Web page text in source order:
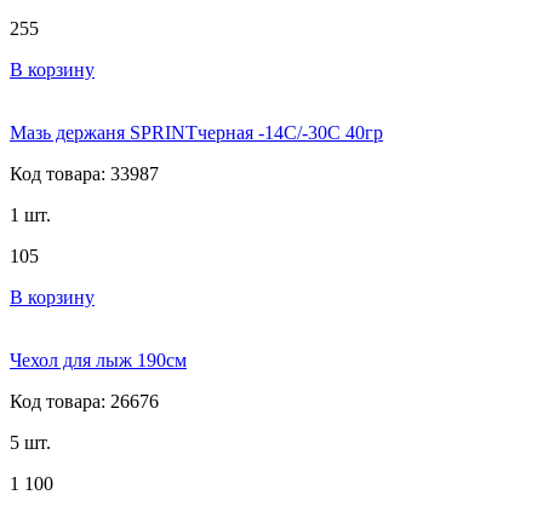
255
В корзину
Мазь держаня SPRINTчерная -14C/-30C 40гр
Код товара: 33987
1 шт.
105
В корзину
Чехол для лыж 190см
Код товара: 26676
5 шт.
1 100